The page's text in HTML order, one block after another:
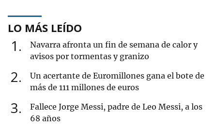
LO MÁS LEÍDO
1
Navarra afronta un fin de semana de calor y
avisos por tormentas y granizo
2
Un acertante de Euromillones gana el bote de
más de 111 millones de euros
3
Fallece Jorge Messi, padre de Leo Messi, a los
68 años